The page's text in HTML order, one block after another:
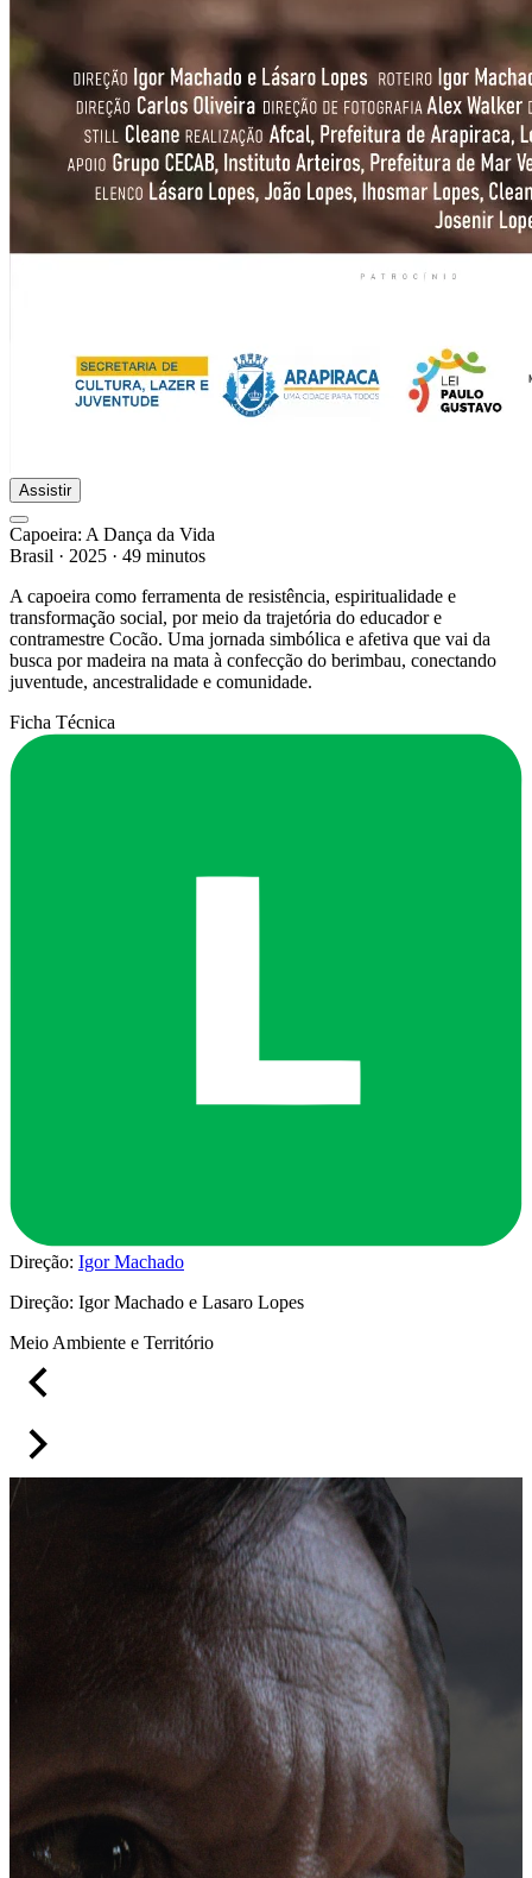
Assistir
Capoeira: A Dança da Vida
Brasil · 2025 · 49 minutos
A capoeira como ferramenta de resistência, espiritualidade e
transformação social, por meio da trajetória do educador e
contramestre Cocão. Uma jornada simbólica e afetiva que vai da
busca por madeira na mata à confecção do berimbau, conectando
juventude, ancestralidade e comunidade.
Ficha Técnica
Direção: Igor Machado
Direção: Igor Machado e Lasaro Lopes
Meio Ambiente e Território